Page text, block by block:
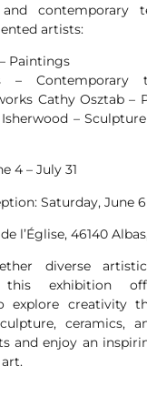
and
artists:
Paintings
–
Cathy Osztab –
–
4 – July 31
Saturday, June
l’Église, 46140
diverse
this exhibition
explore creativity
ceramics,
and enjoy an